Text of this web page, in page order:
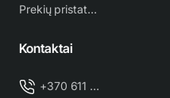
Prekių pristatymas
Kontaktai
+370 611 38 500